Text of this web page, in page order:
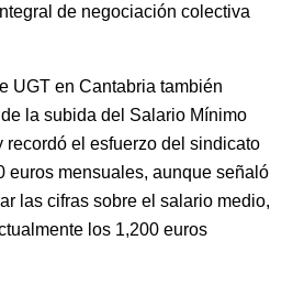
de negociación colectiva
UGT en Cantabria también
la subida del Salario Mínimo
recordó el esfuerzo del sindicato
euros mensuales, aunque señaló
las cifras sobre el salario medio,
los 1,200 euros